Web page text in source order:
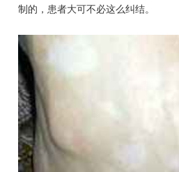
制的，患者大可不必这么纠结。